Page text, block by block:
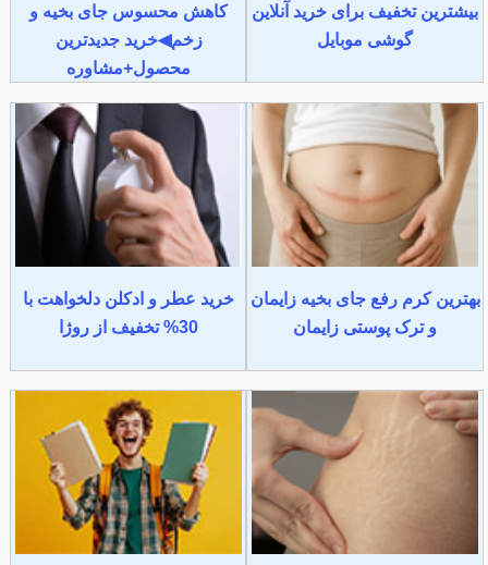
بیشترین تخفیف برای خرید آنلاین
گوشی موبایل
کاهش محسوس جای بخیه و
زخم◀خرید جدیدترین
محصول+مشاوره
بهترین کرم رفع جای بخیه زایمان
و ترک پوستی زایمان
خرید عطر و ادکلن دلخواهت با
30% تخفیف از روژا